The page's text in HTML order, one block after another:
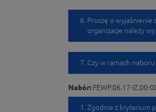
Proszę o wyjaśnienie
organizacje należy
Czy w ramach
Nabór: FEWP.06.17-IZ.00-
Zgodnie z kryterium